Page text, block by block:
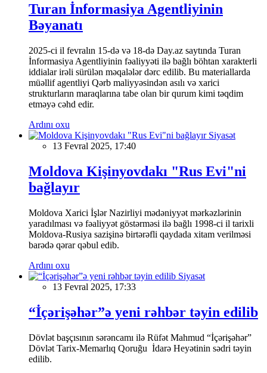
Turan İnformasiya Agentliyinin
Bəyanatı
2025-ci il fevralın 15-də və 18-də Day.az saytında Turan
İnformasiya Agentliyinin fəaliyyəti ilə bağlı böhtan xarakterli
iddialar irəli sürülən məqalələr dərc edilib. Bu materiallarda
müəllif agentliyi Qərb maliyyəsindən asılı və xarici
strukturların maraqlarına tabe olan bir qurum kimi təqdim
etməyə cəhd edir.
Ardını oxu
Siyasət
13 Fevral 2025, 17:40
Moldova Kişinyovdakı "Rus Evi"ni
bağlayır
Moldova Xarici İşlər Nazirliyi mədəniyyət mərkəzlərinin
yaradılması və fəaliyyət göstərməsi ilə bağlı 1998-ci il tarixli
Moldova-Rusiya sazişinə birtərəfli qaydada xitam verilməsi
barədə qərar qəbul edib.
Ardını oxu
Siyasət
13 Fevral 2025, 17:33
“İçərişəhər”ə yeni rəhbər təyin edilib
Dövlət başçısının sərəncamı ilə Rüfət Mahmud “İçərişəhər”
Dövlət Tarix-Memarlıq Qoruğu İdarə Heyətinin sədri təyin
edilib.